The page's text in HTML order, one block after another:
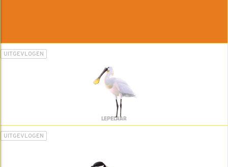
UITGEVLOGEN
LEPELAAR
UITGEVLOGEN